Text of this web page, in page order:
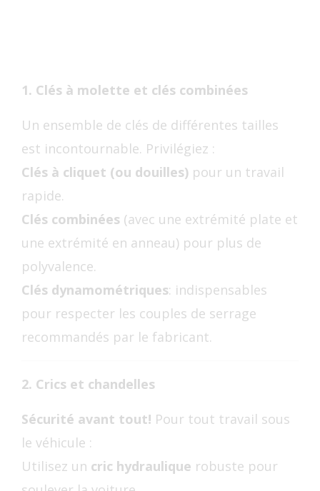
1. Clés à molette et clés combinées
Un ensemble de clés de différentes tailles
est incontournable. Privilégiez :
Clés à cliquet (ou douilles) pour un travail
rapide.
Clés combinées (avec une extrémité plate et
une extrémité en anneau) pour plus de
polyvalence.
Clés dynamométriques: indispensables
pour respecter les couples de serrage
recommandés par le fabricant.
2. Crics et chandelles
Sécurité avant tout! Pour tout travail sous
le véhicule :
Utilisez un cric hydraulique robuste pour